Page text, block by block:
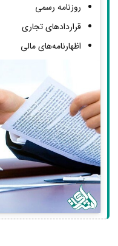
روزنامه رسمی
قراردادهای تجاری
اظهارنامه‌های مالی